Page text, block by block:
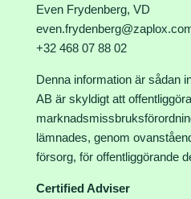
Even Frydenberg, VD
+32 468 07 88 02
Denna information är sådan
AB är skyldigt att
lämnades, genom
försorg, för offentliggörande
Certified Adviser